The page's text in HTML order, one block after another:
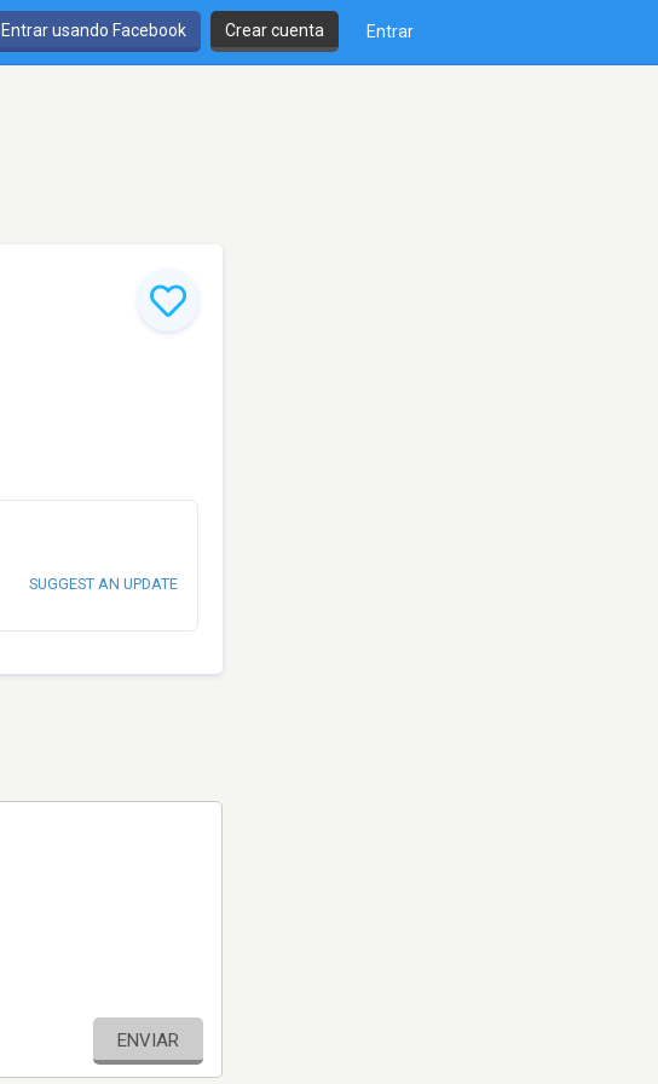
Entrar usando Facebook Crear cuenta Entrar
SUGGEST AN UPDATE
ENVIAR